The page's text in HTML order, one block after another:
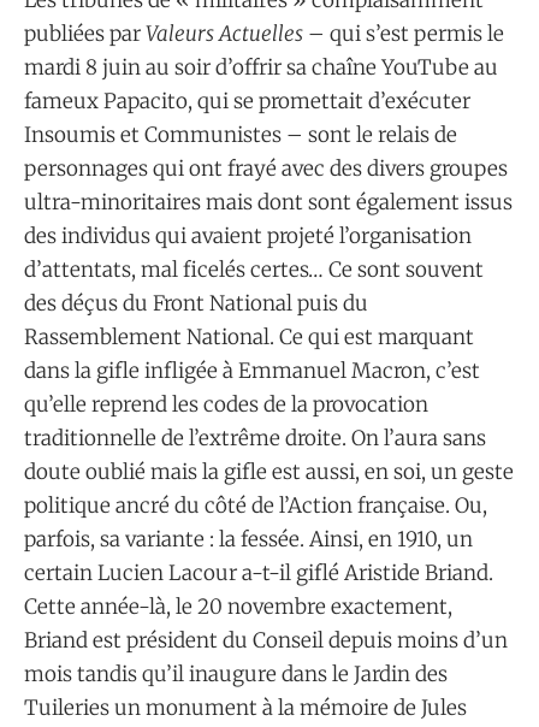
publiées parValeurs Actuelles – qui s’est permis le
mardi 8 juin au soir d’offrir sa chaîne YouTube au
fameux Papacito, qui se promettait d’exécuter
Insoumis et Communistes – sont le relais de
personnages qui ont frayé avec des divers groupes
ultra-minoritaires mais dont sont également issus
des individus qui avaient projeté l’organisation
d’attentats, mal ficelés certes… Ce sont souvent
des déçus du Front National puis du
Rassemblement National. Ce qui est marquant
dans la gifle infligée à Emmanuel Macron, c’est
qu’elle reprend les codes de la provocation
traditionnelle de l’extrême droite. On l’aura sans
doute oublié mais la gifle est aussi, en soi, un geste
politique ancré du côté de l’Action française. Ou,
parfois, sa variante : la fessée. Ainsi, en 1910, un
certain Lucien Lacour a-t-il giflé Aristide Briand.
Cette année-là, le 20 novembre exactement,
Briand est président du Conseil depuis moins d’un
mois tandis qu’il inaugure dans le Jardin des
Tuileries un monument à la mémoire de Jules